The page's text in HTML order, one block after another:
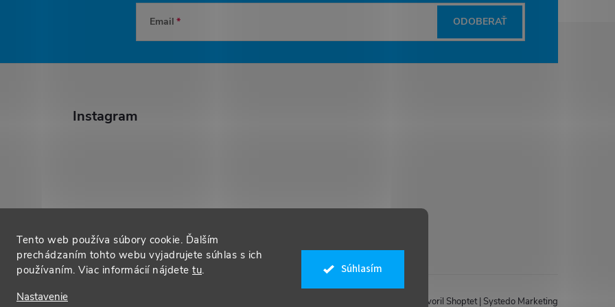
Tento web používa súbory cookie. Ďalším
prechádzaním tohto webu vyjadrujete súhlas s ich
používaním. Viac informácií nájdete tu.
Nastavenie
Súhlasím
Email ODOBERAŤ
Instagram
Sledovať na Instagrame
Vytvoril Shoptet|Systedo Marketing
. Všetky práva vyhradené.